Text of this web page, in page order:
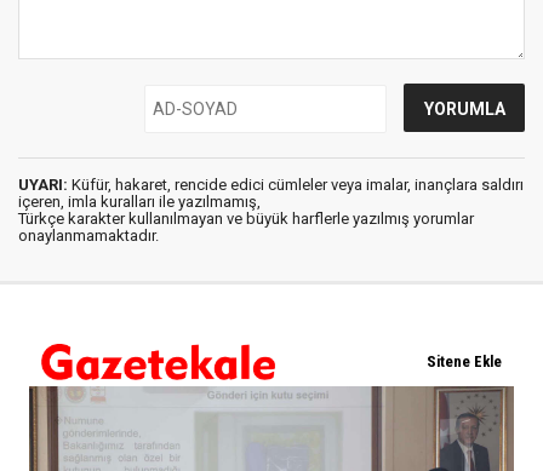
UYARI: Küfür, hakaret, rencide edici cümleler veya imalar, inançlara saldırı
içeren, imla kuralları ile yazılmamış,
Türkçe karakter kullanılmayan ve büyük harflerle yazılmış yorumlar
onaylanmamaktadır.